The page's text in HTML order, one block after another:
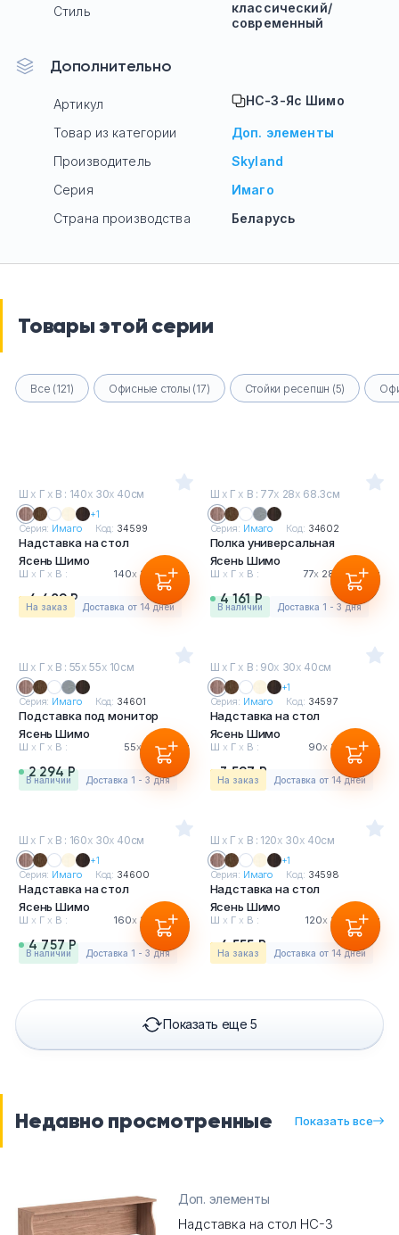
Стиль
классический/
современный
Дополнительно
Артикул НС-3-Яс Шимо
Товар из категории
Доп. элементы
Производитель
Skyland
Серия
Имаго
Страна производства
Беларусь
Товары этой серии
Все (121) Офисные столы (17) Стойки ресепшн (5)
Ш х Г х В : 140х 30х 40см
+1
Серия: Имаго Код: 34599
Надставка на стол
Ясень Шимо
Ш х Г х В : 140х30 х40см
4 489 Р
На заказ Доставка от 14 дней
Ш х Г х В : 77х 28х 68.3см
Серия: Имаго Код: 34602
Полка универсальная
Ясень Шимо
Ш х Г х В : 77х 28 68.3см
4 161 Р
в наличии Доставка 1 - 3 дня
Ш х Г х В : 55х 55х 10см
Серия: Имаго Код: 34601
Подставка под монитор
Ясень Шимо
Ш х Г х В : 55х55х10см
2 294 Р
в наличии Доставка 1 - 3 дня
Ш х Г х В : 90х 30х 40см
+1
Серия: Имаго Код: 34597
Надставка на стол
Ясень Шимо
Ш х Г х В : 90х 30 х40см
3 597 Р
На заказ Доставка от 14 дней
Ш х Г х В : 160х 30х 40см
+1
Серия: Имаго Код: 34600
Надставка на стол
Ясень Шимо
Ш х Г х В : 160х30 х40см
4 757 Р
в наличии Доставка 1 - 3 дня
Ш х Г х В : 120х 30х 40см
+1
Серия: Имаго Код: 34598
Надставка на стол
Ясень Шимо
Ш х Г х В : 120х 30 х40см
4 555 Р
На заказ Доставка от 14 дней
Показать еще 5
Недавно просмотренные Показать все
Доп. элементы
Надставка на стол НС-3